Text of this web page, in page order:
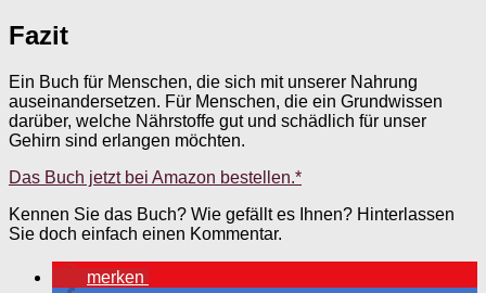
Fazit
Ein Buch für Menschen, die sich mit unserer Nahrung
auseinandersetzen. Für Menschen, die ein Grundwissen
darüber, welche Nährstoffe gut und schädlich für unser
Gehirn sind erlangen möchten.
Das Buch jetzt bei Amazon bestellen.*
Kennen Sie das Buch? Wie gefällt es Ihnen? Hinterlassen
Sie doch einfach einen Kommentar.
merken